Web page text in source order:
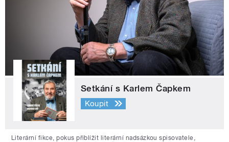
Setkání s Karlem Čapkem
Koupit
Literární fikce, pokus přiblížit literární nadsázkou spisovatele,